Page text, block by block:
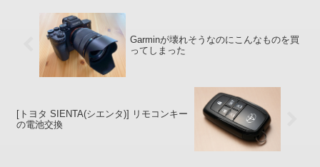
Garminが壊れそうなのにこんなものを買
ってしまった
[トヨタ SIENTA(シエンタ)] リモコンキー
の電池交換